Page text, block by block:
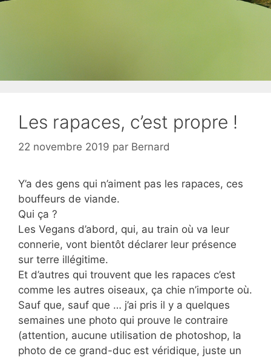
Les rapaces, c’est propre !
22 novembre 2019 par Bernard
Y’a des gens qui n’aiment pas les rapaces, ces
bouffeurs de viande.
Qui ça ?
Les Vegans d’abord, qui, au train où va leur
connerie, vont bientôt déclarer leur présence
sur terre illégitime.
Et d’autres qui trouvent que les rapaces c’est
comme les autres oiseaux, ça chie n’importe où.
Sauf que, sauf que … j’ai pris il y a quelques
semaines une photo qui prouve le contraire
(attention, aucune utilisation de photoshop, la
photo de ce grand-duc est véridique, juste un